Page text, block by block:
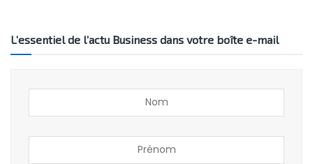
L’essentiel de l’actu Business dans votre boîte e-mail